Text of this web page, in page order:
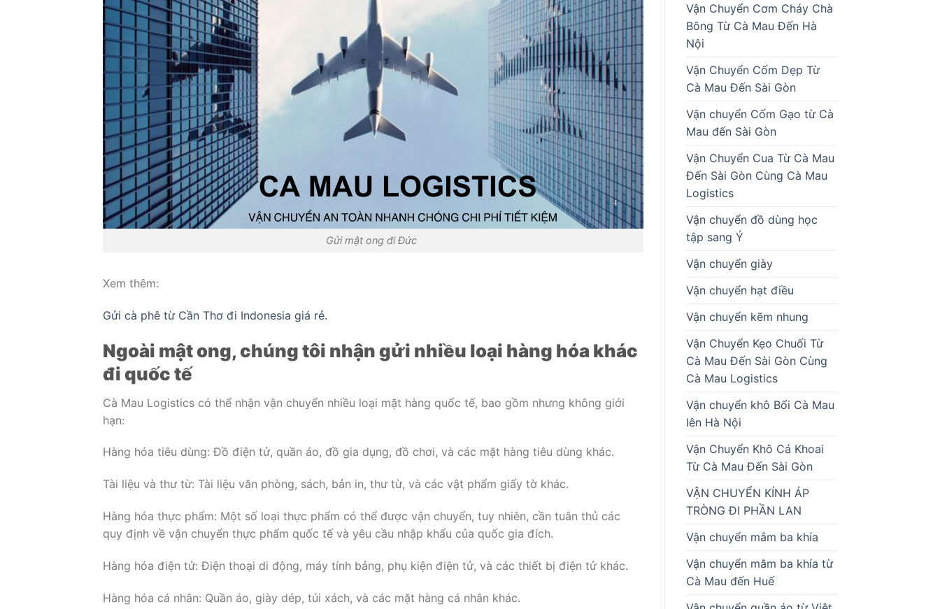
Gửi mật ong đi Đức
Xem thêm:
Gửi cà phê từ Cần Thơ đi Indonesia giá rẻ.
Ngoài mật ong, chúng tôi nhận gửi nhiều loại hàng hóa khác
đi quốc tế
Cà Mau Logistics có thể nhận vận chuyển nhiều loại mặt hàng quốc tế, bao gồm nhưng không giới
hạn:
Hàng hóa tiêu dùng: Đồ điện tử, quần áo, đồ gia dụng, đồ chơi, và các mặt hàng tiêu dùng khác.
Tài liệu và thư từ: Tài liệu văn phòng, sách, bản in, thư từ, và các vật phẩm giấy tờ khác.
Hàng hóa thực phẩm: Một số loại thực phẩm có thể được vận chuyển, tuy nhiên, cần tuân thủ các
quy định về vận chuyển thực phẩm quốc tế và yêu cầu nhập khẩu của quốc gia đích.
Hàng hóa điện tử: Điện thoại di động, máy tính bảng, phụ kiện điện tử, và các thiết bị điện tử khác.
Hàng hóa cá nhân: Quần áo, giày dép, túi xách, và các mặt hàng cá nhân khác.
Vận Chuyển Cơm Cháy Chà
Bông Từ Cà Mau Đến Hà
Nội
Vận Chuyển Cốm Dẹp Từ
Cà Mau Đến Sài Gòn
Vận chuyển Cốm Gạo từ Cà
Mau đến Sài Gòn
Vận Chuyển Cua Từ Cà Mau
Đến Sài Gòn Cùng Cà Mau
Logistics
Vận chuyển đồ dùng học
tập sang Ý
Vận chuyển giày
Vận chuyển hạt điều
Vận chuyển kẽm nhung
Vận Chuyển Kẹo Chuối Từ
Cà Mau Đến Sài Gòn Cùng
Cà Mau Logistics
Vận chuyển khô Bổi Cà Mau
lên Hà Nội
Vận Chuyển Khô Cá Khoai
Từ Cà Mau Đến Sài Gòn
VẬN CHUYỂN KÍNH ÁP
TRÒNG ĐI PHẦN LAN
Vận chuyển mắm ba khía
Vận chuyển mắm ba khía từ
Cà Mau đến Huế